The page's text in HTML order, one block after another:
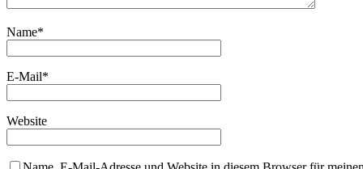
Name*
E-Mail*
Website